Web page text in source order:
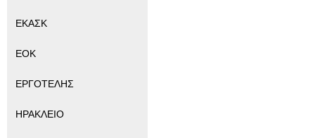
ΕΚΑΣΚ
ΕΟΚ
ΕΡΓΟΤΕΛΗΣ
ΗΡΑΚΛΕΙΟ